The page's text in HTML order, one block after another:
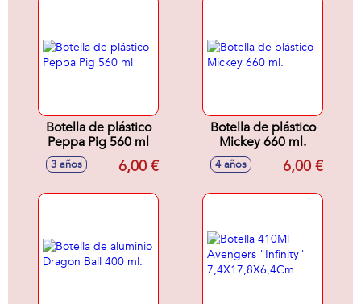
Botella de plástico
Peppa Pig 560 ml
3 años 6,00 €
Botella de plástico
Mickey 660 ml.
4 años 6,00 €